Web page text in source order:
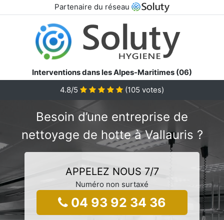
Partenaire du réseau
Interventions dans les Alpes-Maritimes (06)
4.8/5
(105 votes)
Besoin d’une entreprise de
nettoyage de hotte à Vallauris ?
APPELEZ NOUS 7/7
Numéro non surtaxé
04 93 92 34 36